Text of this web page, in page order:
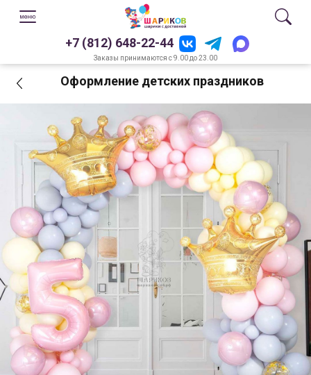
+7 (812) 648-22-44
Заказы принимаются с 9.00 до 23.00
Оформление детских праздников